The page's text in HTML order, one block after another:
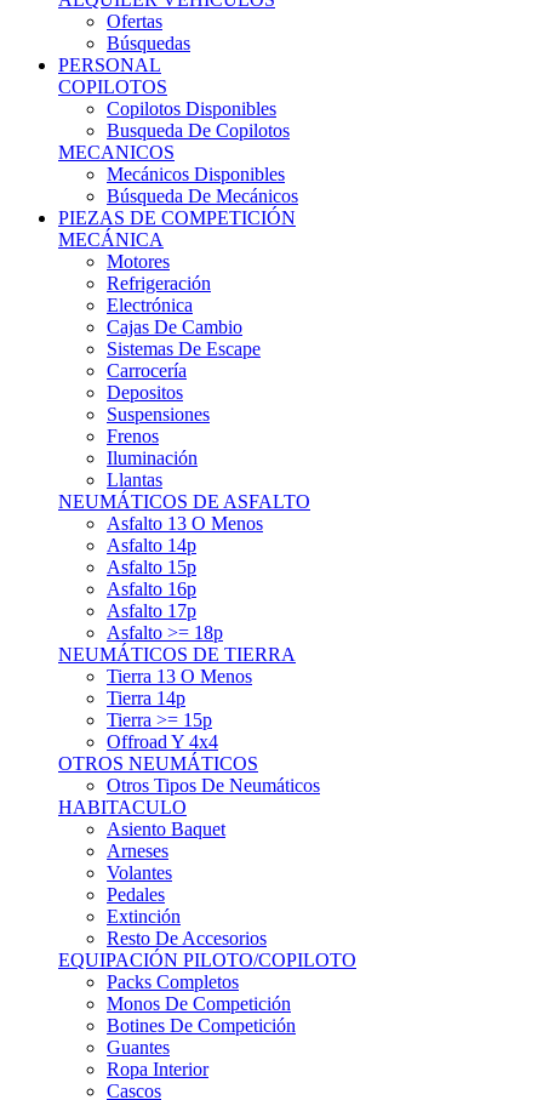
Ofertas
Búsquedas
PERSONAL
COPILOTOS
Copilotos Disponibles
Busqueda De Copilotos
MECANICOS
Mecánicos Disponibles
Búsqueda De Mecánicos
PIEZAS DE COMPETICIÓN
MECÁNICA
Motores
Refrigeración
Electrónica
Cajas De Cambio
Sistemas De Escape
Carrocería
Depositos
Suspensiones
Frenos
Iluminación
Llantas
NEUMÁTICOS DE ASFALTO
Asfalto 13 O Menos
Asfalto 14p
Asfalto 15p
Asfalto 16p
Asfalto 17p
Asfalto >= 18p
NEUMÁTICOS DE TIERRA
Tierra 13 O Menos
Tierra 14p
Tierra >= 15p
Offroad Y 4x4
OTROS NEUMÁTICOS
Otros Tipos De Neumáticos
HABITACULO
Asiento Baquet
Arneses
Volantes
Pedales
Extinción
Resto De Accesorios
EQUIPACIÓN PILOTO/COPILOTO
Packs Completos
Monos De Competición
Botines De Competición
Guantes
Ropa Interior
Cascos